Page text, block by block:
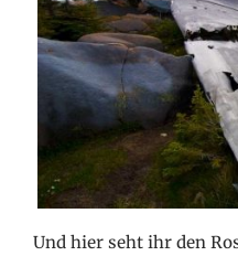
Und hier seht ihr den